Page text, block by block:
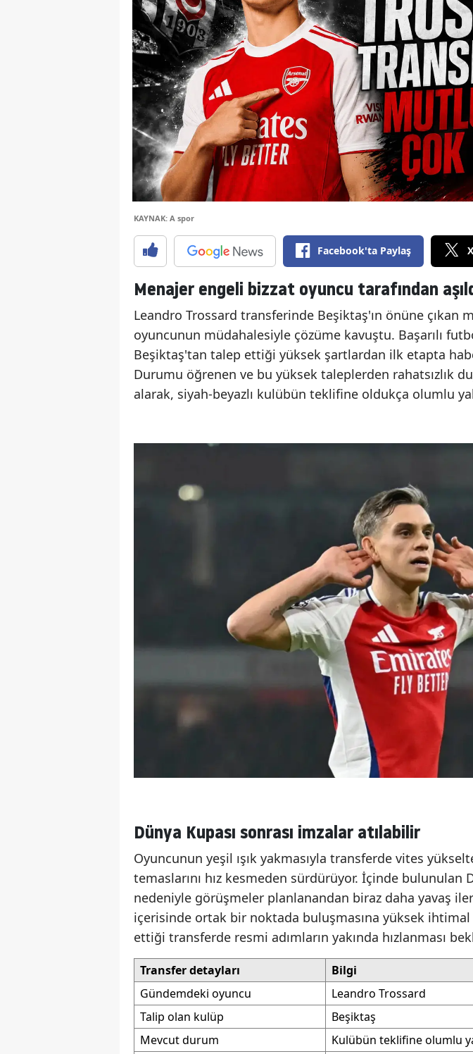
KAYNAK: A spor
Facebook'ta Paylaş
Menajer engeli bizzat oyuncu tarafından
Leandro Trossard transferinde Beşiktaş'ın önüne çıkan
oyuncunun müdahalesiyle çözüme kavuştu. Başarılı
Beşiktaş'tan talep ettiği yüksek şartlardan ilk etapta
Durumu öğrenen ve bu yüksek taleplerden rahatsızlık
alarak, siyah-beyazlı kulübün teklifine oldukça olumlu
Dünya Kupası sonrası imzalar atılabilir
Oyuncunun yeşil ışık yakmasıyla transferde vites
temaslarını hız kesmeden sürdürüyor. İçinde bulunulan
nedeniyle görüşmeler planlanandan biraz daha yavaş
içerisinde ortak bir noktada buluşmasına yüksek ihtimal
ettiği transferde resmi adımların yakında hızlanması
Transfer detayları
Bilgi
Gündemdeki oyuncu
Leandro Trossard
Talip olan kulüp
Beşiktaş
Mevcut durum
Kulübün teklifine olumlu